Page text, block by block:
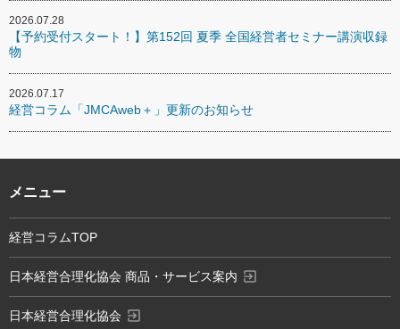
2026.07.28
【予約受付スタート！】第152回 夏季 全国経営者セミナー講演収録
物
2026.07.17
経営コラム「JMCAweb＋」更新のお知らせ
メニュー
経営コラムTOP
日本経営合理化協会 商品・サービス案内 exit_to_app
日本経営合理化協会 exit_to_app